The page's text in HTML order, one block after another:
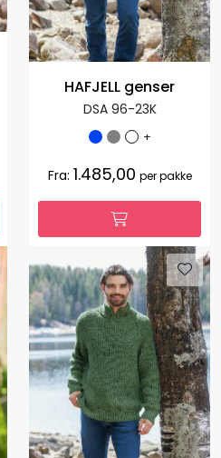
HAFJELL genser
DSA 96-23K
+
Fra: 1.485,00 per pakke